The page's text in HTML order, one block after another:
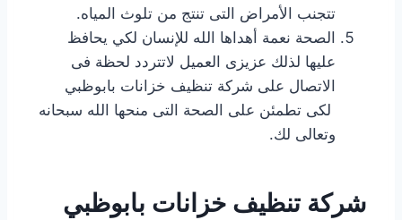
تتجنب الأمراض التى تنتج من تلوث المياه.
الصحة نعمة أهداها الله للإنسان لكي يحافظ
عليها لذلك عزيزى العميل لاتتردد لحظة فى
الاتصال على شركة تنظيف خزانات بابوظبي
لكى تطمئن على الصحة التى منحها الله سبحانه
وتعالى لك.
شركة تنظيف خزانات بابوظبي